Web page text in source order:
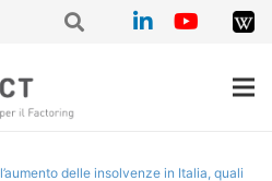
delle insolvenze in Italia, quali